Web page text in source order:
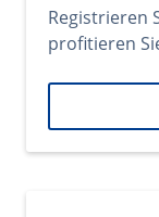
Registrieren
profitieren